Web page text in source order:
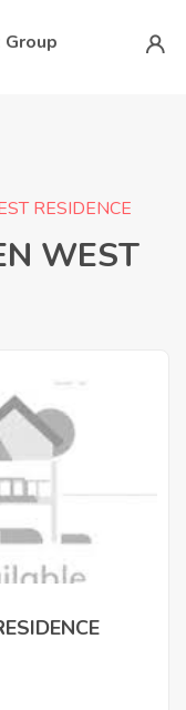
Group
RESIDENCE
WEST